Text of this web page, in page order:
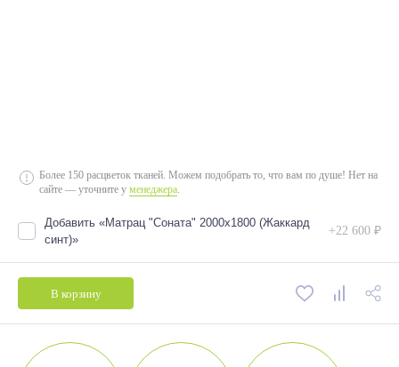
Более 150 расцветок тканей. Можем подобрать то, что вам по душе! Нет на
сайте — уточните у менеджера
Добавить «Матрац "Соната" 2000х1800 (Жаккард
синт)»
+22 600 ₽
В корзину